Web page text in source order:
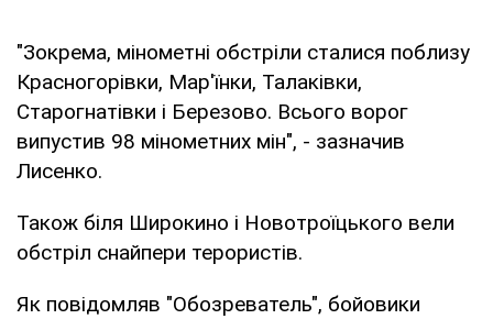
"Зокрема, мінометні обстріли сталися поблизу
Красногорівки, Мар'їнки, Талаківки,
Старогнатівки і Березово. Всього ворог
випустив 98 мінометних мін", - зазначив
Лисенко.
Також біля Широкино і Новотроїцького вели
обстріл снайпери терористів.
Як повідомляв "Обозреватель", бойовики